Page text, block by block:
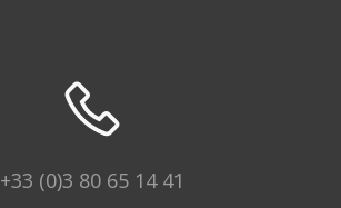
+33 (0)3 80 65 14 41